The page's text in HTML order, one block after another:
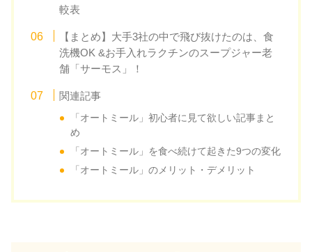
較表
【まとめ】大手3社の中で飛び抜けたのは、食
洗機OK &お手入れラクチンのスープジャー老
舗「サーモス」！
関連記事
「オートミール」初心者に見て欲しい記事まと
め
「オートミール」を食べ続けて起きた9つの変化
「オートミール」のメリット・デメリット